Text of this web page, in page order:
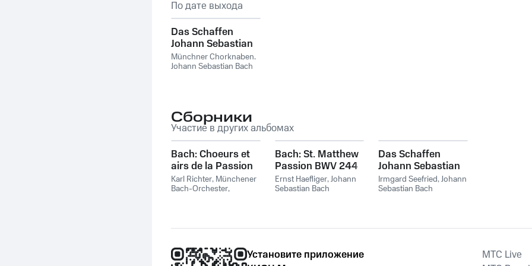
По дате выхода
Das Schaffen
Johann Sebastian
Bachs: Serie D.
Passionen und
Münchner Chorknaben,
Johann Sebastian Bach
Сборники
Участие в других альбомах
Bach: Choeurs et
airs de la Passion
selon Saint
Matthieu
Karl Richter, Münchener
Bach-Orchester,
Bach: St. Matthew
Passion BWV 244
Ernst Haefliger,Johann
Sebastian Bach
Das Schaffen
Johann Sebastian
Bachs: Serie D.
Passionen und
Irmgard Seefried,Johann
Sebastian Bach
Установите приложение
MTС Live